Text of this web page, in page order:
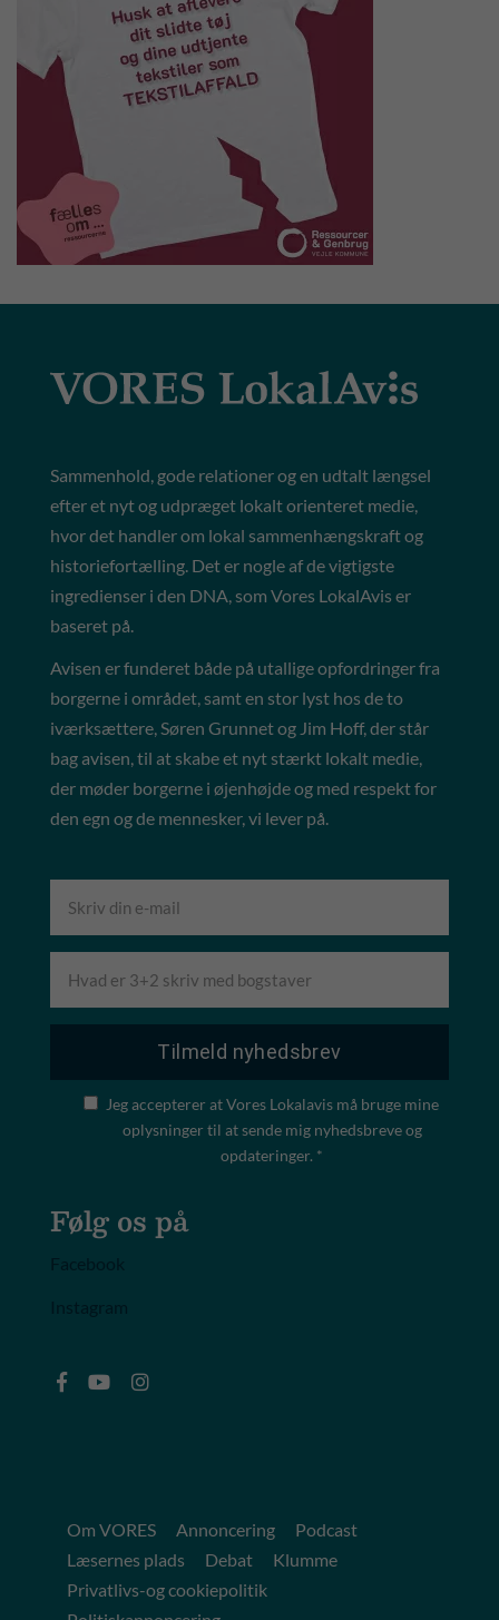
Sammenhold, gode relationer og en udtalt længsel
efter et nyt og udpræget lokalt orienteret medie,
hvor det handler om lokal sammenhængskraft og
historiefortælling. Det er nogle af de vigtigste
ingredienser i den DNA, som Vores LokalAvis er
baseret på.
Avisen er funderet både på utallige opfordringer fra
borgerne i området, samt en stor lyst hos de to
iværksættere, Søren Grunnet og Jim Hoff, der står
bag avisen, til at skabe et nyt stærkt lokalt medie,
der møder borgerne i øjenhøjde og med respekt for
den egn og de mennesker, vi lever på.
Jeg accepterer at Vores Lokalavis må bruge mine
oplysninger til at sende mig nyhedsbreve og
opdateringer. *
Følg os på
Om VORES Annoncering
Podcast
Læsernes plads
Debat
Klumme
Privatlivs-og cookiepolitik